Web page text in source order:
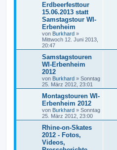
Erdbeerfesttour
15.06.2013 statt
Samstagstour WI-
Erbenheim
von Burkhard »
Mittwoch 12. Juni 2013,
20:47
Samstagstouren
WI-Erbenheim
2012
von Burkhard » Sonntag
25. März 2012, 23:01
Montagstouren WI-
Erbenheim 2012
von Burkhard » Sonntag
25. März 2012, 23:00
Rhine-on-Skates
2012 - Fotos,
Videos,